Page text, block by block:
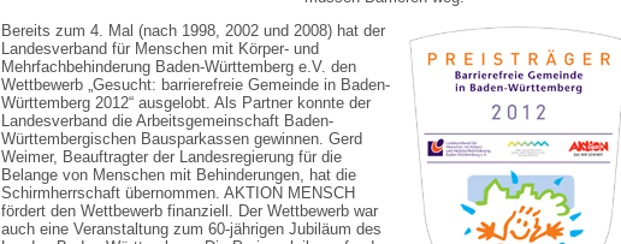
Bereits zum 4. Mal (nach 1998, 2002 und 2008) hat der
Landesverband für Menschen mit Körper- und
Mehrfachbehinderung Baden-Württemberg e.V. den
Wettbewerb „Gesucht: barrierefreie Gemeinde in Baden-
Württemberg 2012“ ausgelobt. Als Partner konnte der
Landesverband die Arbeitsgemeinschaft Baden-
Württembergischen Bausparkassen gewinnen. Gerd
Weimer, Beauftragter der Landesregierung für die
Belange von Menschen mit Behinderungen, hat die
Schirmherrschaft übernommen. AKTION MENSCH
fördert den Wettbewerb finanziell. Der Wettbewerb war
auch eine Veranstaltung zum 60-jährigen Jubiläum des